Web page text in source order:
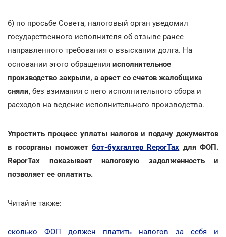
6) по просьбе Совета, налоговый орган уведомил
государственного исполнителя об отзыве ранее
направленного требования о взыскании долга. На
основании этого обращения исполнительное
производство закрыли, а арест со счетов жалобщика
сняли, без взимания с него исполнительного сбора и
расходов на ведение исполнительного производства.
Упростить процесс уплаты налогов и подачу документов
в госорганы поможет бот-бухгалтер ReporTax для ФОП.
ReporTax показывает налоговую задолженность и
позволяет ее оплатить.
Читайте также:
сколько ФОП должен платить налогов за себя и